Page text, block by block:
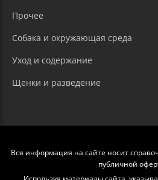
Прочее
Собака и окружающая среда
Уход и содержание
Щенки и разведение
Вся информация на сайте носит
публичной